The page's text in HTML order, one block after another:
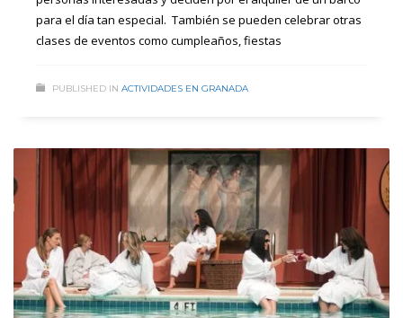
para el día tan especial. También se pueden celebrar otras
clases de eventos como cumpleaños, fiestas
PUBLISHED IN ACTIVIDADES EN GRANADA